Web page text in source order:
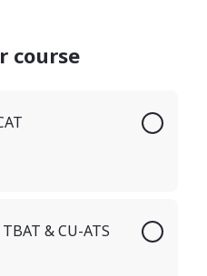
course
& CU-ATS